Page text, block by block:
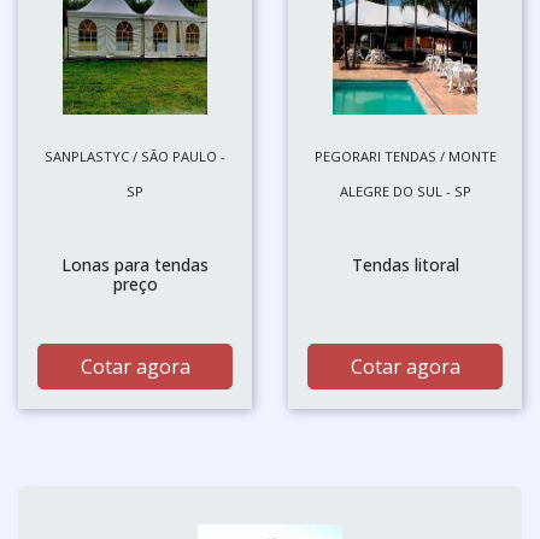
SANPLASTYC / SÃO PAULO -
SP
Lonas para tendas
preço
Cotar agora
PEGORARI TENDAS / MONTE
ALEGRE DO SUL - SP
Tendas litoral
Cotar agora